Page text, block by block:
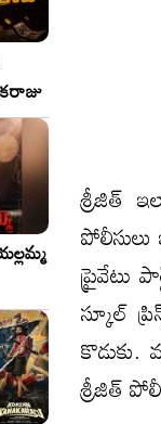
శ్రీజిత్‌
ప్రైవేటు
స్కూల్‌
శ్రీజిత్